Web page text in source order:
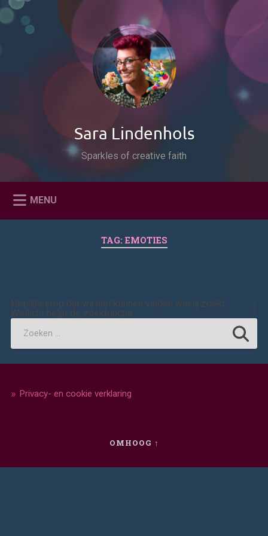
Naar
inhoud
Zoeken
Sara Lindenhols
Sparkles of creative faith
MENU
TAG: EMOTIES
Het lijkt erop dat wij niet kunnen vinden wat jij zoekt.
Wellicht helpt de zoekfunctie.
Privacy- en cookie verklaring
OMHOOG ↑